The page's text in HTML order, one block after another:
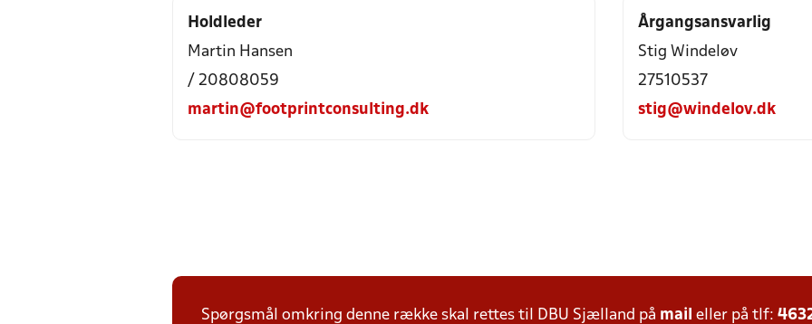
Holdleder
Martin Hansen
/ 20808059
martin@footprintconsulting.dk
Årgangsansvarlig
Stig Windeløv
27510537
stig@windelov.dk
Spørgsmål omkring denne række skal rettes til DBU Sjælland på mail eller på tlf: